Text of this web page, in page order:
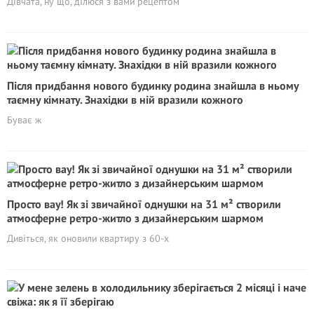
Після придбання нового будинку родина знайшла в ньому
таємну кімнату. Знахідки в ній вразили кожного
Буває ж
Просто вау! Як зі звичайної однушки на 31 м² створили
атмосферне ретро-житло з дизайнерським шармом
Дивіться, як оновили квартиру з 60-х